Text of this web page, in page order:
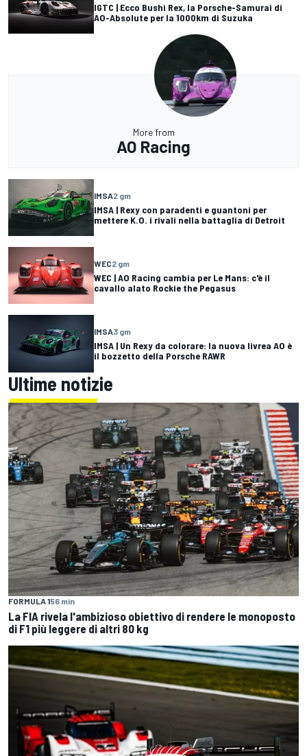
IGTC | Ecco Bushi Rex, la Porsche-Samurai di
AO-Absolute per la 1000km di Suzuka
More from
AO Racing
IMSA2 gm
IMSA | Rexy con paradenti e guantoni per
mettere K.O. i rivali nella battaglia di Detroit
WEC2 gm
WEC | AO Racing cambia per Le Mans: c'è il
cavallo alato Rockie the Pegasus
IMSA3 gm
IMSA | Un Rexy da colorare: la nuova livrea AO è
il bozzetto della Porsche RAWR
Ultime notizie
FORMULA 156 min
La FIA rivela l'ambizioso obiettivo di rendere le monoposto
di F1 più leggere di altri 80 kg